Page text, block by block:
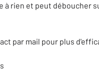
à rien et peut déboucher
par mail pour plus